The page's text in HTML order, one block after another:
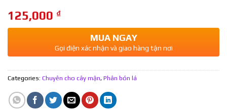
125,000 ₫
MUA NGAY
Gọi điện xác nhận và giao hàng tận nơi
Categories: Chuyên cho cây mận, Phân bón lá